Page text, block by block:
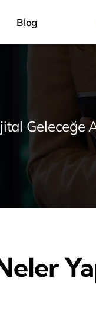
Blog
Geleceğe